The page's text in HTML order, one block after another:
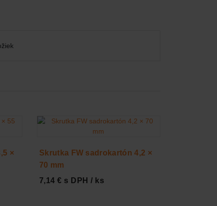
×
Skrutka FW sadrokartón 4,2 ×
70 mm
7,14 € s DPH / ks